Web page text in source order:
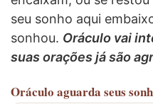
seu sonho aqui
sonhou. Oráculo vai
suas orações já são
Oráculo aguarda seus